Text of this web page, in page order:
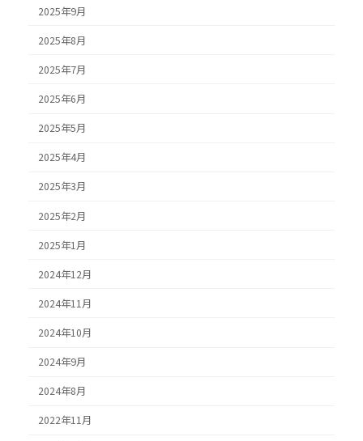
2025年9月
2025年8月
2025年7月
2025年6月
2025年5月
2025年4月
2025年3月
2025年2月
2025年1月
2024年12月
2024年11月
2024年10月
2024年9月
2024年8月
2022年11月